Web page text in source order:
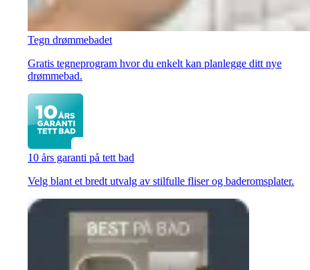
Tegn drømmebadet
Gratis tegneprogram hvor du enkelt kan planlegge ditt nye
drømmebad.
10 års garanti på tett bad
Velg blant et bredt utvalg av stilfulle fliser og baderomsplater.